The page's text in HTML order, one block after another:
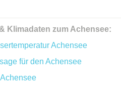
Klimadaten zum Achensee:
Achensee
für den Achensee